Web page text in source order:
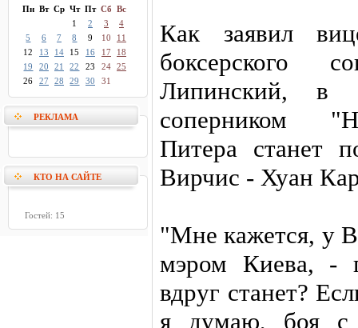
Пн Вт Ср Чт Пт Сб Вс
1
2 3
4
5
6 7 8 9 10
11
12
13 14 15 16 17
18
19
20 21 22 23 24 25
26
27 28 29 30 31
РЕКЛАМА
КТО НА САЙТЕ
Гостей: 15
Как заявил
боксерского
Липинский, в
соперником
Питера станет
Вирчис - Хуан
"Мне кажется, у
мэром Киева, -
вдруг станет?
я думаю, боя с